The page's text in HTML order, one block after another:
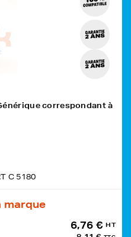
correspondant à
C 5180
marque
6,76 € HT